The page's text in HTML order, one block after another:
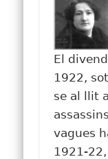
El
1922,
se al llit
vagues
1921-